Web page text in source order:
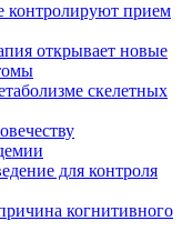
прием
открывает новые
скелетных
для контроля
когнитивного